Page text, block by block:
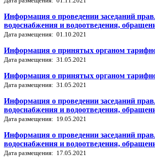
Информация о проведении заседаний
водоснабжения и водоотведения,
Дата размещения: 01.10.2021
Информация о принятых органом
Дата размещения: 31.05.2021
Информация о принятых органом
Дата размещения: 31.05.2021
Информация о проведении заседаний
водоснабжения и водоотведения,
Дата размещения: 19.05.2021
Информация о проведении заседаний
водоснабжения и водоотведения,
Дата размещения: 17.05.2021